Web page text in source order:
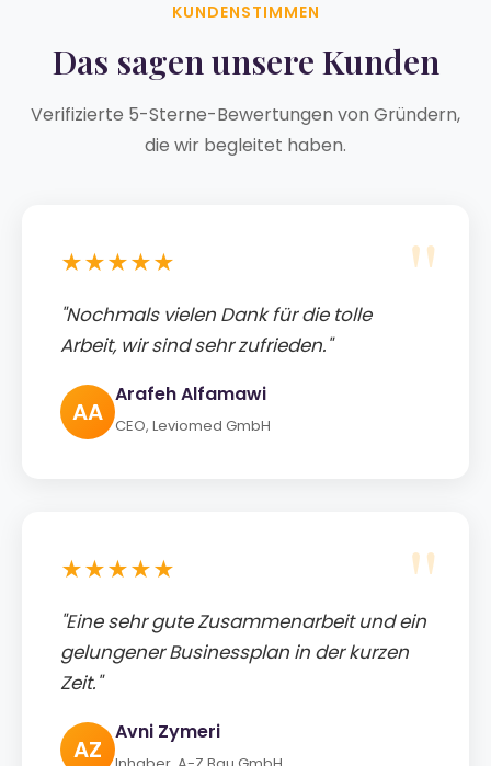
KUNDENSTIMMEN
Das sagen unsere Kunden
Verifizierte 5-Sterne-Bewertungen von Gründern,
die wir begleitet haben.
★★★★★
"Nochmals vielen Dank für die tolle
Arbeit, wir sind sehr zufrieden."
AA
Arafeh Alfamawi
CEO, Leviomed GmbH
★★★★★
"Eine sehr gute Zusammenarbeit und ein
gelungener Businessplan in der kurzen
Zeit."
AZ
Avni Zymeri